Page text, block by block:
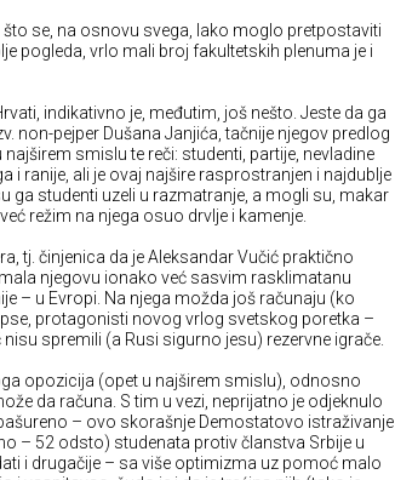
se, na osnovu svega, lako moglo pretpostaviti
pogleda, vrlo mali broj fakultetskih plenuma je i
indikativno je, međutim, još nešto. Jeste da ga
non-pejper Dušana Janjića, tačnije njegov predlog
smislu te reči: studenti, partije, nevladine
i ranije, ali je ovaj najšire rasprostranjen i najdublje
ga studenti uzeli u razmatranje, a mogli su, makar
režim na njega osuo drvlje i kamenje.
tj. činjenica da je Aleksandar Vučić praktično
njegovu ionako već sasvim rasklimatanu
– u Evropi. Na njega možda još računaju (ko
protagonisti novog vrlog svetskog poretka –
spremili (a Rusi sigurno jesu) rezervne igrače.
opozicija (opet u najširem smislu), odnosno
da računa. S tim u vezi, neprijatno je odjeknulo
– ovo skorašnje Demostatovo istraživanje
– 52 odsto) studenata protiv članstva Srbije u
i drugačije – sa više optimizma uz pomoć malo